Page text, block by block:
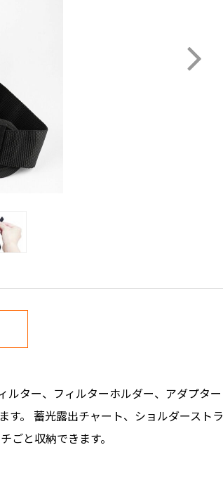
ルター、フィルターホルダー、アダプター
す。 蓄光露出チャート、ショルダーストラ
ごと収納できます。